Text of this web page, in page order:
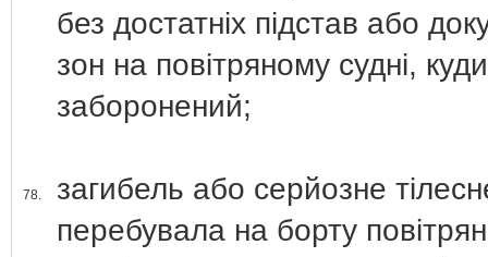
без достатніх підстав або
зон на повітряному судні,
заборонений;
78.
загибель або серйозне
перебувала на борту